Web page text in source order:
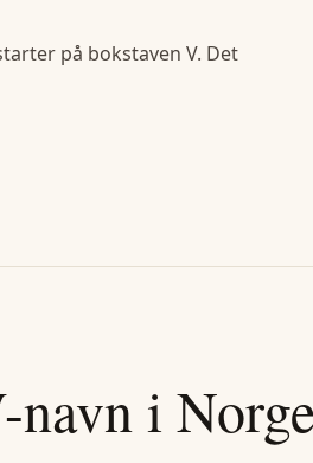
på bokstaven V. Det
-navn i